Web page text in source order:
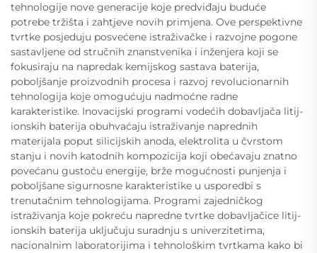
tehnologije nove generacije koje predviđaju buduće
potrebe tržišta i zahtjeve novih primjena. Ove perspektivne
tvrtke posjeduju posvećene istraživačke i razvojne pogone
sastavljene od stručnih znanstvenika i inženjera koji se
fokusiraju na napredak kemijskog sastava baterija,
poboljšanje proizvodnih procesa i razvoj revolucionarnih
tehnologija koje omogućuju nadmoćne radne
karakteristike. Inovacijski programi vodećih dobavljača litij-
ionskih baterija obuhvaćaju istraživanje naprednih
materijala poput silicijskih anoda, elektrolita u čvrstom
stanju i novih katodnih kompozicija koji obećavaju znatno
povećanu gustoću energije, brže mogućnosti punjenja i
poboljšane sigurnosne karakteristike u usporedbi s
trenutačnim tehnologijama. Programi zajedničkog
istraživanja koje pokreću napredne tvrtke dobavljačice litij-
ionskih baterija uključuju suradnju s univerzitetima,
nacionalnim laboratorijima i tehnološkim tvrtkama kako bi